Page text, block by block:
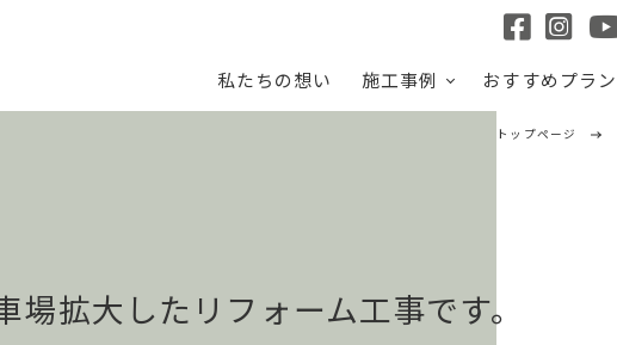
私たちの想い 施工事例 おすすめプラン
トップページ
拡大したリフォーム工事です。